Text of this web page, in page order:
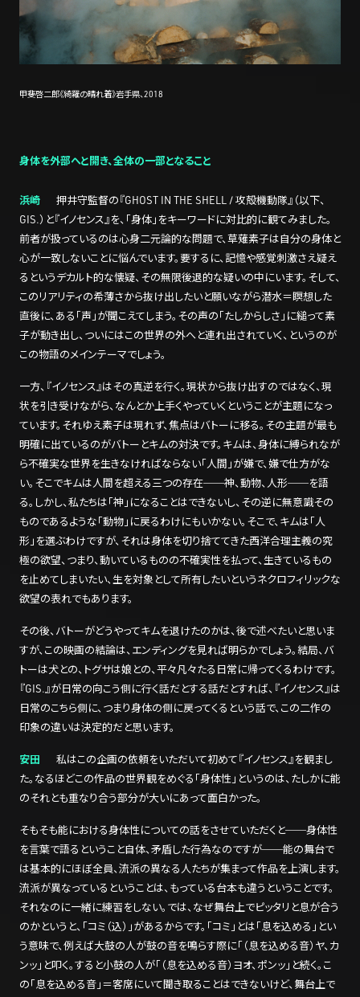
甲斐啓二郎《綺羅の晴れ着》岩手県、2018
身体を外部へと開き、全体の一部となること
浜崎
押井守監督の『GHOST IN THE SHELL / 攻殻機動隊』（以下、
GIS.）と『イノセンス』を、「身体」をキーワードに対比的に観てみました。
前者が扱っているのは心身二元論的な問題で、草薙素子は自分の身体と
心が一致しないことに悩んでいます。要するに、記憶や感覚刺激さえ疑え
るというデカルト的な懐疑、その無限後退的な疑いの中にいます。そして、
このリアリティの希薄さから抜け出したいと願いながら潜水＝瞑想した
直後に、ある「声」が聞こえてしまう。その声の「たしからしさ」に縋って素
子が動き出し、ついにはこの世界の外へと連れ出されていく、というのが
この物語のメインテーマでしょう。
一方、『イノセンス』はその真逆を行く。現状から抜け出すのではなく、現
状を引き受けながら、なんとか上手くやっていくということが主題になっ
ています。それゆえ素子は現れず、焦点はバトーに移る。その主題が最も
明確に出ているのがバトーとキムの対決です。キムは、身体に縛られなが
ら不確実な世界を生きなければならない「人間」が嫌で、嫌で仕方がな
い。そこでキムは人間を超える三つの存在──神、動物、人形──を語
る。しかし、私たちは「神」になることはできないし、その逆に無意識その
ものであるような「動物」に戻るわけにもいかない。そこで、キムは「人
形」を選ぶわけですが、それは身体を切り捨ててきた西洋合理主義の究
極の欲望、つまり、動いているものの不確実性を払って、生きているもの
を止めてしまいたい、生を対象として所有したいというネクロフィリックな
欲望の表れでもあります。
その後、バトーがどうやってキムを退けたのかは、後で述べたいと思いま
すが、この映画の結論は、エンディングを見れば明らかでしょう。結局、バ
トーは犬との、トグサは娘との、平々凡々たる日常に帰ってくるわけです。
『GIS.』が日常の向こう側に行く話だとする話だとすれば、『イノセンス』は
日常のこちら側に、つまり身体の側に戻ってくるという話で、この二作の
印象の違いは決定的だと思います。
安田
私はこの企画の依頼をいただいて初めて『イノセンス』を観まし
た。なるほどこの作品の世界観をめぐる「身体性」というのは、たしかに能
のそれとも重なり合う部分が大いにあって面白かった。
そもそも能における身体性についての話をさせていただくと──身体性
を言葉で語るということ自体、矛盾した行為なのですが──能の舞台で
は基本的にほぼ全員、流派の異なる人たちが集まって作品を上演します。
流派が異なっているということは、もっている台本も違うということです。
それなのに一緒に練習をしない。では、なぜ舞台上でピッタリと息が合う
のかというと、「コミ（込）」があるからです。「コミ」とは「息を込める」とい
う意味で、例えば大鼓の人が鼓の音を鳴らす際に「（息を込める音）ヤ、カ
ンッ」と叩く。すると小鼓の人が「（息を込める音）ヨオ、ポンッ」と続く。こ
の「息を込める音」＝客席にいて聞き取ることはできないけど、舞台上で